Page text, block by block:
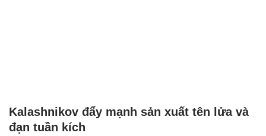
Kalashnikov đẩy mạnh sản xuất tên lửa và
đạn tuần kích